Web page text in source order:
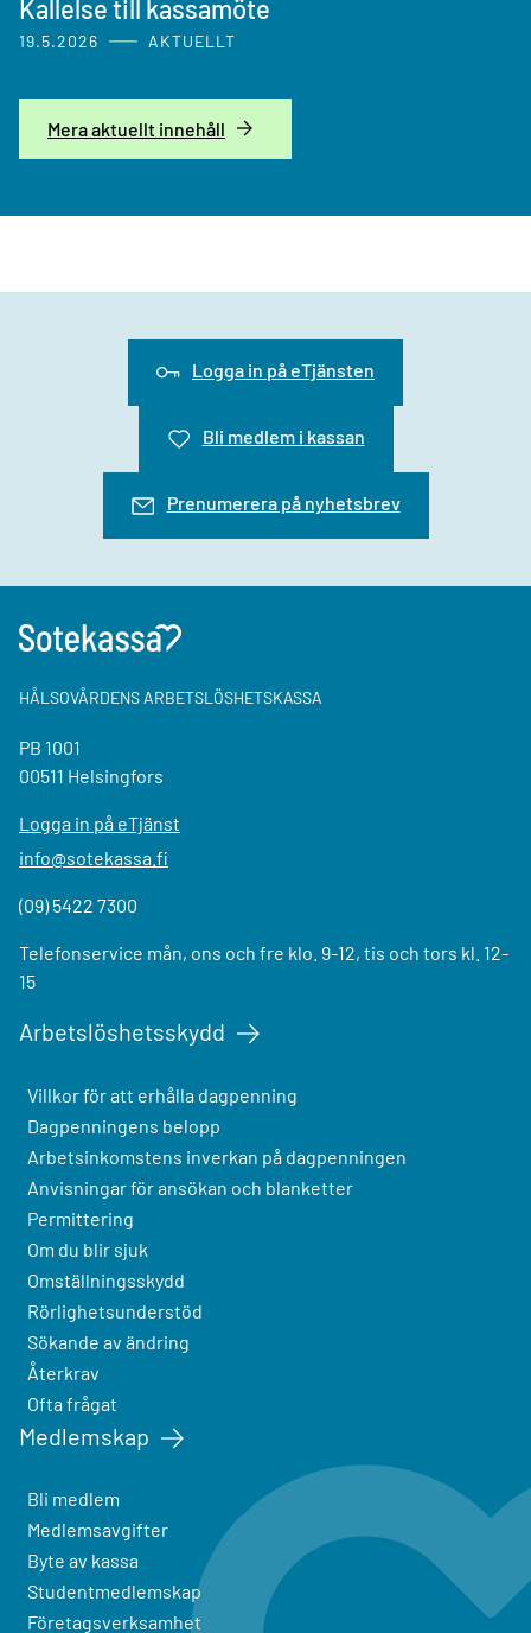
Kallelse till kassamöte
19.5.2026 AKTUELLT
Mera aktuellt innehåll
Logga in på eTjänsten
Bli medlem i kassan
Prenumerera på nyhetsbrev
HÅLSOVÅRDENS ARBETSLÖSHETSKASSA
PB 1001
00511 Helsingfors
Logga in på eTjänst
info@sotekassa.fi
(09) 5422 7300
Telefonservice mån, ons och fre klo. 9-12, tis och tors kl. 12-
15
Arbetslöshetsskydd
Villkor för att erhålla dagpenning
Dagpenningens belopp
Arbetsinkomstens inverkan på dagpenningen
Anvisningar för ansökan och blanketter
Permittering
Om du blir sjuk
Omställningsskydd
Rörlighetsunderstöd
Sökande av ändring
Återkrav
Ofta frågat
Medlemskap
Bli medlem
Medlemsavgifter
Byte av kassa
Studentmedlemskap
Företagsverksamhet